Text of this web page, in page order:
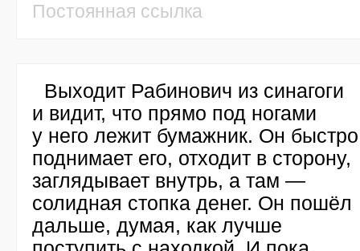
Постоянная ссылка
Выходит Рабинович из синагоги
и видит, что прямо под ногами
у него лежит бумажник. Он быстро
поднимает его, отходит в сторону,
заглядывает внутрь, а там —
солидная стопка денег. Он пошёл
дальше, думая, как лучше